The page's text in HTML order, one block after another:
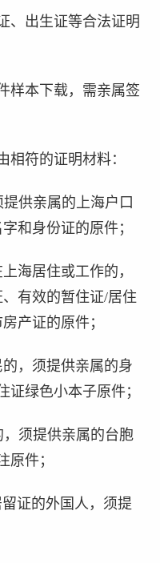
、出生证等合法证明
样本下载，需亲属签
相符的证明材料：
供亲属的上海户口
和身份证的原件；
海居住或工作的，
有效的暂住证/居住
产证的原件；
，须提供亲属的身
证绿色小本子原件；
须提供亲属的台胞
原件；
证的外国人，须提